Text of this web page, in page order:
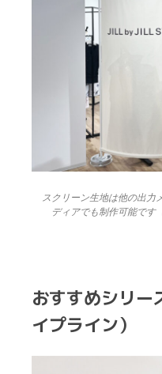
スクリーン生地は他の出力
ディアでも制作可能です
おすすめシリ
イプライン）